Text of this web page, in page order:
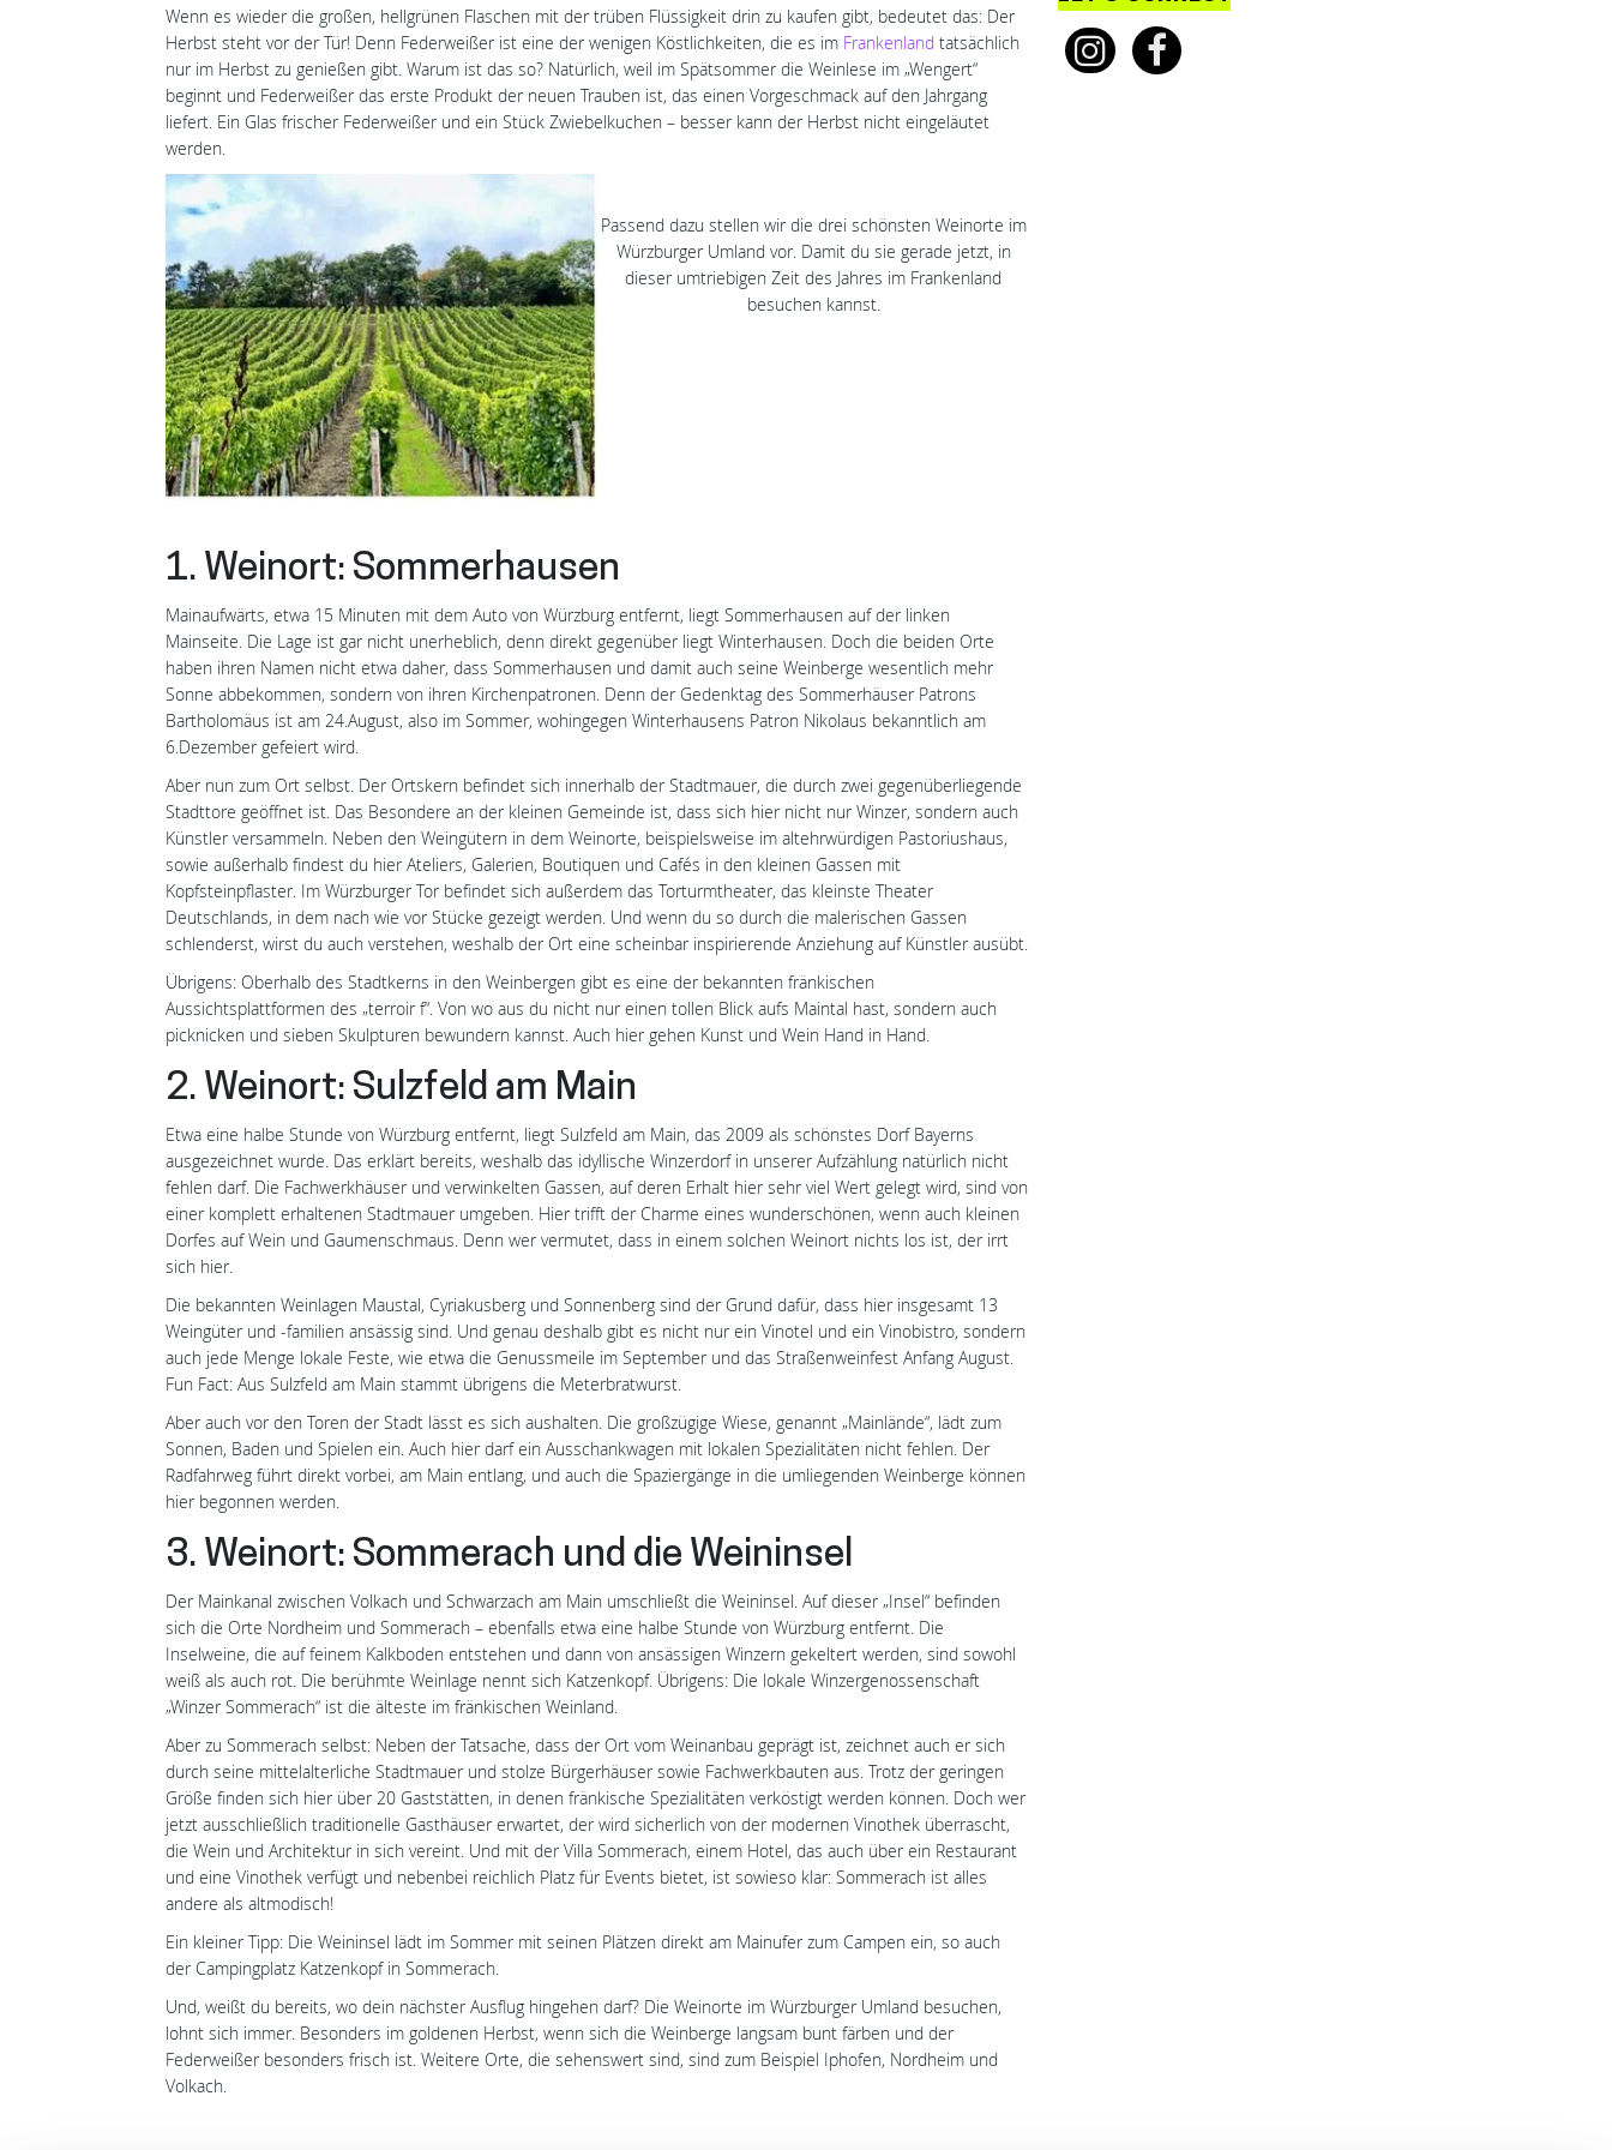
Wenn es wieder die großen, hellgrünen Flaschen mit der trüben Flüssigkeit drin zu kaufen gibt, bedeutet das: Der
Herbst steht vor der Tür! Denn Federweißer ist eine der wenigen Köstlichkeiten, die es im Frankenland tatsächlich
nur im Herbst zu genießen gibt. Warum ist das so? Natürlich, weil im Spätsommer die Weinlese im „Wengert“
beginnt und Federweißer das erste Produkt der neuen Trauben ist, das einen Vorgeschmack auf den Jahrgang
liefert. Ein Glas frischer Federweißer und ein Stück Zwiebelkuchen – besser kann der Herbst nicht eingeläutet
werden.
Passend dazu stellen wir die drei schönsten Weinorte im
Würzburger Umland vor. Damit du sie gerade jetzt, in
dieser umtriebigen Zeit des Jahres im Frankenland
besuchen kannst.
1. Weinort: Sommerhausen
Mainaufwärts, etwa 15 Minuten mit dem Auto von Würzburg entfernt, liegt Sommerhausen auf der linken
Mainseite. Die Lage ist gar nicht unerheblich, denn direkt gegenüber liegt Winterhausen. Doch die beiden Orte
haben ihren Namen nicht etwa daher, dass Sommerhausen und damit auch seine Weinberge wesentlich mehr
Sonne abbekommen, sondern von ihren Kirchenpatronen. Denn der Gedenktag des Sommerhäuser Patrons
Bartholomäus ist am 24.August, also im Sommer, wohingegen Winterhausens Patron Nikolaus bekanntlich am
6.Dezember gefeiert wird.
Aber nun zum Ort selbst. Der Ortskern befindet sich innerhalb der Stadtmauer, die durch zwei gegenüberliegende
Stadttore geöffnet ist. Das Besondere an der kleinen Gemeinde ist, dass sich hier nicht nur Winzer, sondern auch
Künstler versammeln. Neben den Weingütern in dem Weinorte, beispielsweise im altehrwürdigen Pastoriushaus,
sowie außerhalb findest du hier Ateliers, Galerien, Boutiquen und Cafés in den kleinen Gassen mit
Kopfsteinpflaster. Im Würzburger Tor befindet sich außerdem das Torturmtheater, das kleinste Theater
Deutschlands, in dem nach wie vor Stücke gezeigt werden. Und wenn du so durch die malerischen Gassen
schlenderst, wirst du auch verstehen, weshalb der Ort eine scheinbar inspirierende Anziehung auf Künstler ausübt.
Übrigens: Oberhalb des Stadtkerns in den Weinbergen gibt es eine der bekannten fränkischen
Aussichtsplattformen des „terroir f“. Von wo aus du nicht nur einen tollen Blick aufs Maintal hast, sondern auch
picknicken und sieben Skulpturen bewundern kannst. Auch hier gehen Kunst und Wein Hand in Hand.
2. Weinort: Sulzfeld am Main
Etwa eine halbe Stunde von Würzburg entfernt, liegt Sulzfeld am Main, das 2009 als schönstes Dorf Bayerns
ausgezeichnet wurde. Das erklärt bereits, weshalb das idyllische Winzerdorf in unserer Aufzählung natürlich nicht
fehlen darf. Die Fachwerkhäuser und verwinkelten Gassen, auf deren Erhalt hier sehr viel Wert gelegt wird, sind von
einer komplett erhaltenen Stadtmauer umgeben. Hier trifft der Charme eines wunderschönen, wenn auch kleinen
Dorfes auf Wein und Gaumenschmaus. Denn wer vermutet, dass in einem solchen Weinort nichts los ist, der irrt
sich hier.
Die bekannten Weinlagen Maustal, Cyriakusberg und Sonnenberg sind der Grund dafür, dass hier insgesamt 13
Weingüter und -familien ansässig sind. Und genau deshalb gibt es nicht nur ein Vinotel und ein Vinobistro, sondern
auch jede Menge lokale Feste, wie etwa die Genussmeile im September und das Straßenweinfest Anfang August.
Fun Fact: Aus Sulzfeld am Main stammt übrigens die Meterbratwurst.
Aber auch vor den Toren der Stadt lässt es sich aushalten. Die großzügige Wiese, genannt „Mainlände“, lädt zum
Sonnen, Baden und Spielen ein. Auch hier darf ein Ausschankwagen mit lokalen Spezialitäten nicht fehlen. Der
Radfahrweg führt direkt vorbei, am Main entlang, und auch die Spaziergänge in die umliegenden Weinberge können
hier begonnen werden.
3. Weinort: Sommerach und die Weininsel
Der Mainkanal zwischen Volkach und Schwarzach am Main umschließt die Weininsel. Auf dieser „Insel“ befinden
sich die Orte Nordheim und Sommerach – ebenfalls etwa eine halbe Stunde von Würzburg entfernt. Die
Inselweine, die auf feinem Kalkboden entstehen und dann von ansässigen Winzern gekeltert werden, sind sowohl
weiß als auch rot. Die berühmte Weinlage nennt sich Katzenkopf. Übrigens: Die lokale Winzergenossenschaft
„Winzer Sommerach“ ist die älteste im fränkischen Weinland.
Aber zu Sommerach selbst: Neben der Tatsache, dass der Ort vom Weinanbau geprägt ist, zeichnet auch er sich
durch seine mittelalterliche Stadtmauer und stolze Bürgerhäuser sowie Fachwerkbauten aus. Trotz der geringen
Größe finden sich hier über 20 Gaststätten, in denen fränkische Spezialitäten verköstigt werden können. Doch wer
jetzt ausschließlich traditionelle Gasthäuser erwartet, der wird sicherlich von der modernen Vinothek überrascht,
die Wein und Architektur in sich vereint. Und mit der Villa Sommerach, einem Hotel, das auch über ein Restaurant
und eine Vinothek verfügt und nebenbei reichlich Platz für Events bietet, ist sowieso klar: Sommerach ist alles
andere als altmodisch!
Ein kleiner Tipp: Die Weininsel lädt im Sommer mit seinen Plätzen direkt am Mainufer zum Campen ein, so auch
der Campingplatz Katzenkopf in Sommerach.
Und, weißt du bereits, wo dein nächster Ausflug hingehen darf? Die Weinorte im Würzburger Umland besuchen,
lohnt sich immer. Besonders im goldenen Herbst, wenn sich die Weinberge langsam bunt färben und der
Federweißer besonders frisch ist. Weitere Orte, die sehenswert sind, sind zum Beispiel Iphofen, Nordheim und
Volkach.